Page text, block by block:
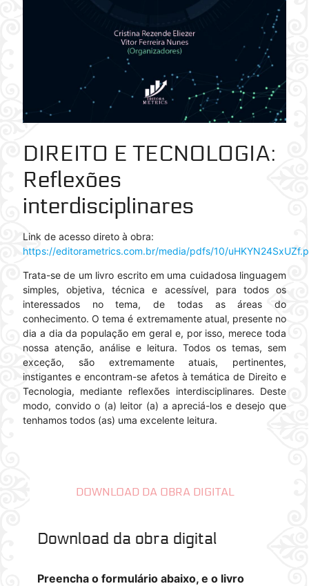
DIREITO E TECNOLOGIA:
Reflexões
interdisciplinares
Link de acesso direto à obra:
https://editorametrics.com.br/media/pdfs/10/
Trata-se de um livro escrito em uma cuidadosa linguagem
simples, objetiva, técnica e acessível, para todos os
interessados no tema, de todas as áreas do
conhecimento. O tema é extremamente atual, presente no
dia a dia da população em geral e, por isso, merece toda
nossa atenção, análise e leitura. Todos os temas, sem
exceção, são extremamente atuais, pertinentes,
instigantes e encontram-se afetos à temática de Direito e
Tecnologia, mediante reflexões interdisciplinares. Deste
modo, convido o (a) leitor (a) a apreciá-los e desejo que
tenhamos todos (as) uma excelente leitura.
DOWNLOAD DA OBRA DIGITAL
Download da obra digital
Preencha o formulário abaixo, e o livro